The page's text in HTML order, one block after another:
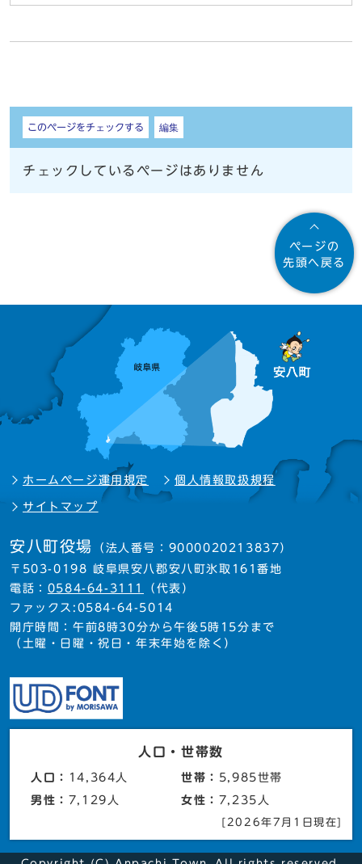
しおり
このページをチェックする 編集
チェックしているページはありません
ページの
先頭へ戻る
ホームページ運用規定 個人情報取扱規程
サイトマップ
安八町役場 （法人番号：9000020213837）
〒503-0198 岐阜県安八郡安八町氷取161番地
電話： 0584-64-3111
（代表）
ファックス:0584-64-5014
開庁時間：午前8時30分から午後5時15分まで
（土曜・日曜・祝日・年末年始を除く）
人口・世帯数
人口： 14,364人 世帯： 5,985世帯
男性： 7,129人 女性： 7,235人
[2026年7月1日現在]